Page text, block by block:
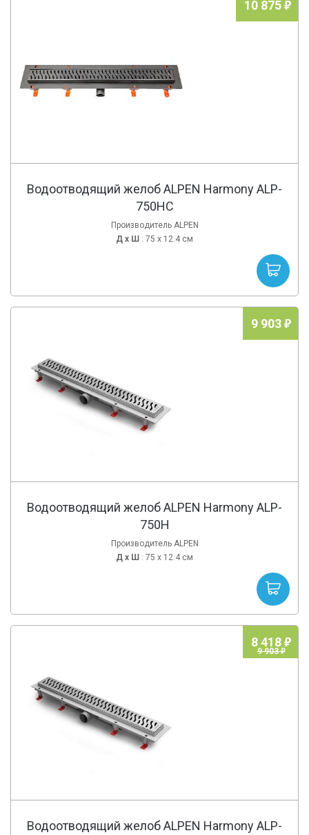
10 875
Водоотводящий желоб ALPEN Harmony ALP-
750HC
Производитель ALPEN
Д х Ш : 75 x 12.4 см
9 903
Водоотводящий желоб ALPEN Harmony ALP-
750H
Производитель ALPEN
Д х Ш : 75 x 12.4 см
8 418
9 903
Водоотводящий желоб ALPEN Harmony ALP-